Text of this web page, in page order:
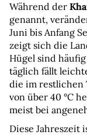
Während der
genannt,
Juni bis Anfang
zeigt sich die
Hügel sind
täglich fällt
die im restlichen
von über 40 °C
meist bei
Diese Jahreszeit